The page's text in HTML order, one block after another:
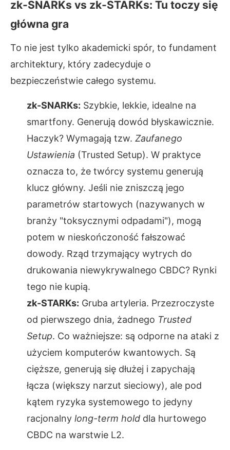
zk-SNARKs vs zk-STARKs: Tu toczy się
główna gra
To nie jest tylko akademicki spór, to fundament
architektury, który zadecyduje o
bezpieczeństwie całego systemu.
zk-SNARKs: Szybkie, lekkie, idealne na
smartfony. Generują dowód błyskawicznie.
Haczyk? Wymagają tzw. Zaufanego
Ustawienia (Trusted Setup). W praktyce
oznacza to, że twórcy systemu generują
klucz główny. Jeśli nie zniszczą jego
parametrów startowych (nazywanych w
branży "toksycznymi odpadami"), mogą
potem w nieskończoność fałszować
dowody. Rząd trzymający wytrych do
drukowania niewykrywalnego CBDC? Rynki
tego nie kupią.
zk-STARKs: Gruba artyleria. Przezroczyste
od pierwszego dnia, żadnego Trusted
Setup. Co ważniejsze: są odporne na ataki z
użyciem komputerów kwantowych. Są
cięższe, generują się dłużej i zapychają
łącza (większy narzut sieciowy), ale pod
kątem ryzyka systemowego to jedyny
racjonalny long-term hold dla hurtowego
CBDC na warstwie L2.